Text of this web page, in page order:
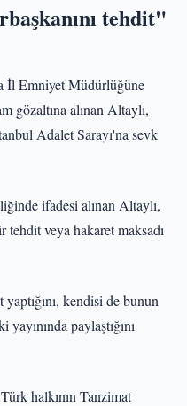
tehdit"
İl Emniyet Müdürlüğüne
gözaltına alınan Altaylı,
Adalet Sarayı'na sevk
ifadesi alınan Altaylı,
tehdit veya hakaret maksadı
kendisi de bunun
paylaştığını
halkının Tanzimat